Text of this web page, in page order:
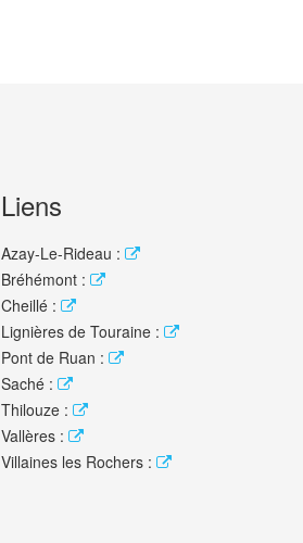
Liens
Azay-Le-Rideau :
Bréhémont :
Cheillé :
Lignières de Touraine :
Pont de Ruan :
Saché :
Thilouze :
Vallères :
Villaines les Rochers :